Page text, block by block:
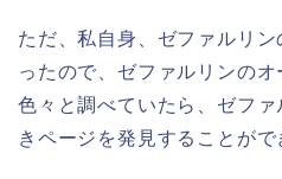
ただ、私自身、ゼファルリ
ったので、ゼファルリンの
色々と調べていたら、ゼフ
きページを発見することがで